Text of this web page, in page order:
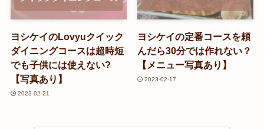
ヨシケイのLovyuクイック
ダイニングコースは超時短
でも子供には使えない?
【写真あり】
2023-02-21
ヨシケイの定番コースを頼
んだら30分では作れない？
【メニュー写真あり】
2023-02-17